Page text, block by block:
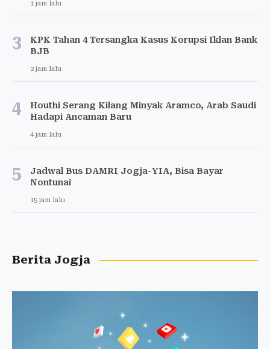
1 jam lalu
3
KPK Tahan 4 Tersangka Kasus Korupsi Iklan Bank
BJB
2 jam lalu
4
Houthi Serang Kilang Minyak Aramco, Arab Saudi
Hadapi Ancaman Baru
4 jam lalu
5
Jadwal Bus DAMRI Jogja-YIA, Bisa Bayar
Nontunai
15 jam lalu
Berita Jogja